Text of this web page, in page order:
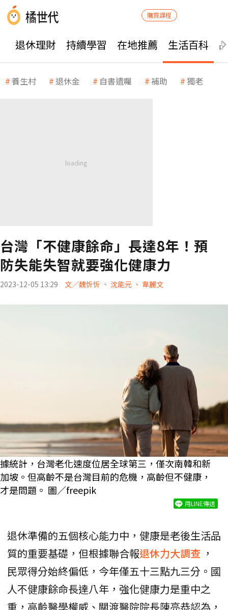
購買課程
退休理財 持續學習 在地推薦 生活百科
養生村 退休金 自書遺囑 補助 獨老
台灣「不健康餘命」長達8年！預
防失能失智就要強化健康力
2023-12-05 13:29 文／魏忻忻 、 沈能元 、 韋麗文
據統計，台灣老化速度位居全球第三，僅次南韓和新
加坡。但高齡不是台灣目前的危機，高齡但不健康，
才是問題。 圖／freepik
用LINE傳送
退休準備的五個核心能力中，健康是老後生活品
質的重要基礎，但根據聯合報退休力大調查 ，
民眾得分始終偏低，今年僅五十三點九三分。國
人不健康餘命長達八年，強化健康力是重中之
重，高齡醫學權威、關渡醫院院長陳亮恭認為，